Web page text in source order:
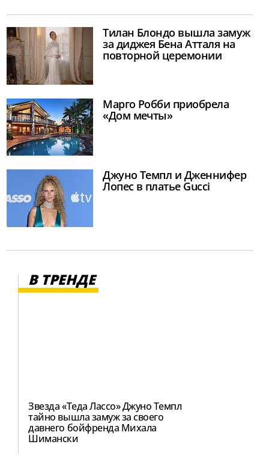
Тилан Блондо вышла замуж
за диджея Бена Атталя на
повторной церемонии
Марго Робби приобрела
«Дом мечты»
Джуно Темпл и Дженнифер
Лопес в платье Gucci
В ТРЕНДЕ
Звезда «Теда Лассо» Джуно Темпл
тайно вышла замуж за своего
давнего бойфренда Михала
Шимански